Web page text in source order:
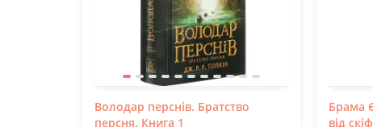
Володар перснів. Братство
персня. Книга 1
Брама
від